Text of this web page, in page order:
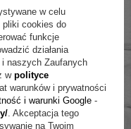
w celu
cookies do
funkcje
działania
naszych Zaufanych
w polityce
warunków i prywatności
i warunki Google -
. Akceptacja tego
na Twoim